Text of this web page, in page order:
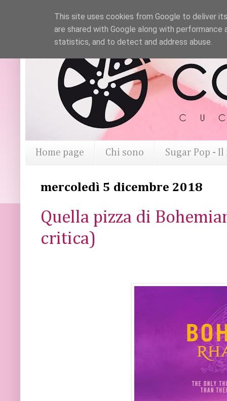
Home page Chi sono Sugar Pop -
mercoledì 5 dicembre 2018
Quella pizza di
critica)
This site uses cookies from Google to deliver
are shared with Google along with
statistics, and to detect and address abuse.